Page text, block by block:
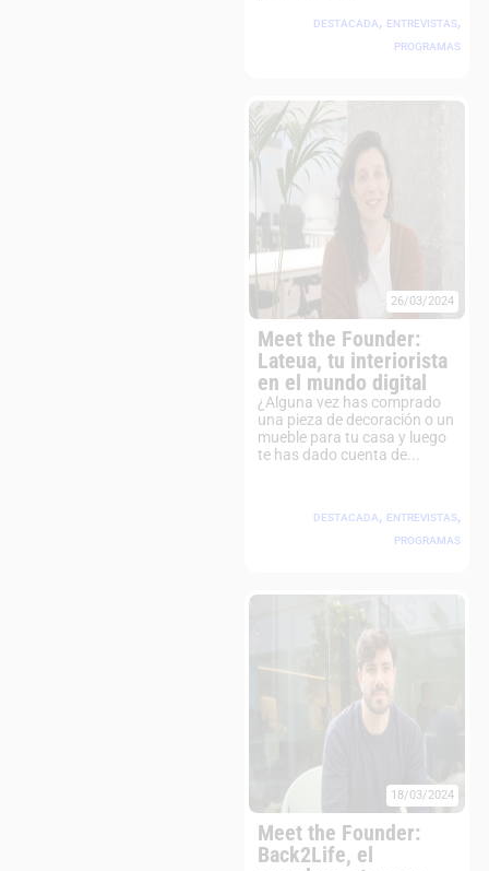
DESTACADA, ENTREVISTAS,
PROGRAMAS
26/03/2024
Meet the Founder:
Lateua, tu interiorista
en el mundo digital
¿Alguna vez has comprado
una pieza de decoración o un
mueble para tu casa y luego
te has dado cuenta de...
DESTACADA, ENTREVISTAS,
PROGRAMAS
18/03/2024
Meet the Founder:
Back2Life, el